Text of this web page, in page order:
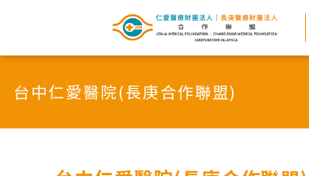
網
路
掛
號
台中仁愛醫院(長庚合作聯盟)